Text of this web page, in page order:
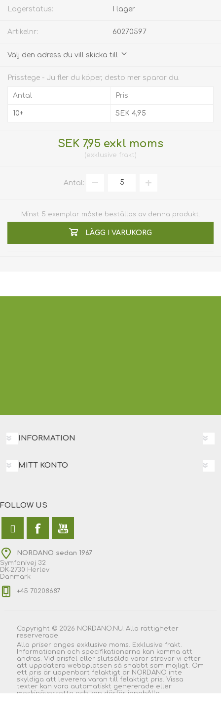
Lagerstatus: I lager
Artikelnr: 60270597
Välj den adress du vill skicka till
Prisstege - Ju fler du köper, desto mer sparar du.
Antal
10+
Pris
SEK 4,95
SEK 7,95 exkl moms
exklusive frakt
Antal:
Minst 5 exemplar måste beställas av denna produkt.
LÄGG I VARUKORG
INFORMATION
MITT KONTO
FOLLOW US
NORDANO sedan 1967
Symfonivej 32
DK-2730 Herlev
Danmark
+45 70208687
Copyright © 2026 NORDANO.NU. Alla rättigheter
reserverade.
Alla priser anges exklusive moms. Exklusive frakt.
Informationen och specifikationerna kan komma att
ändras. Vid prisfel eller slutsålda varor strävar vi efter
att uppdatera webbplatsen så snabbt som möjligt. Om
ett pris är uppenbart felaktigt är NORDANO inte
skyldiga att leverera varan till felaktigt pris. Vissa
texter kan vara automatiskt genererade eller
maskinöversatta och kan därför innehålla